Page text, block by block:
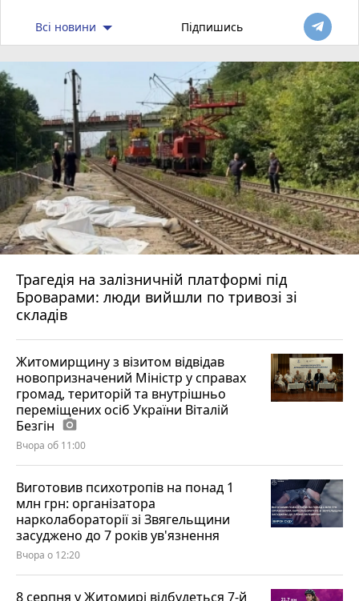
Всі новини Підпишись
Трагедія на залізничній платформі під
Броварами: люди вийшли по тривозі зі
складів
Житомирщину з візитом відвідав
новопризначений Міністр у справах
громад, територій та внутрішньо
переміщених осіб України Віталій
Безгін photo_camera
Вчора об 11:00
Виготовив психотропів на понад 1
млн грн: організатора
нарколабораторії зі Звягельщини
засуджено до 7 років ув'язнення
Вчора о 12:20
8 серпня у Житомирі відбудеться 7-й